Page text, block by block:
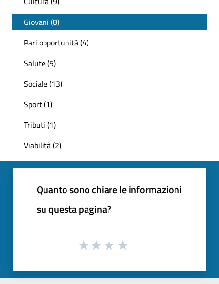
Giovani (8)
Pari opportunità (4)
Salute (5)
Sociale (13)
Sport (1)
Tributi (1)
Viabilità (2)
Quanto sono chiare le informazioni
su questa pagina?